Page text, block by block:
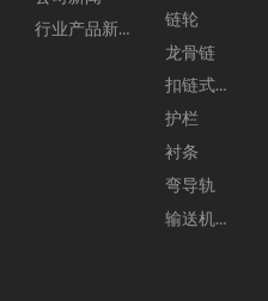
链轮
龙骨链
扣链式链板
护栏
衬条
弯导轨
输送机配件
行业产品新闻